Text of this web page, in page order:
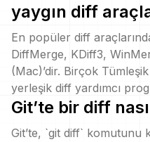
yaygın diff
En popüler diff
DiffMerge, KDiff3,
(Mac)’dir. Birçok
yerleşik diff yardımcı
Git’te bir diff
Git’te, `git diff` komutunu